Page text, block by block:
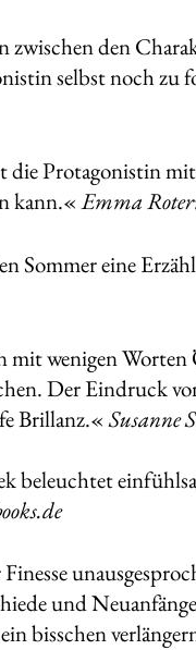
zwischen den
selbst noch zu
Protagonistin
kann.«Emma
Sommer eine
mit wenigen
Der Eindruck
Brillanz.«Susanne
beleuchtet
und
bisschen